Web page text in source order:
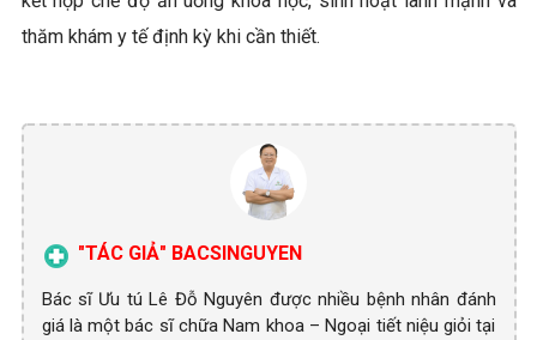
thăm khám y tế định kỳ khi cần thiết.
"TÁC GIẢ" BACSINGUYEN
Bác sĩ Ưu tú Lê Đỗ Nguyên được nhiều bệnh nhân đánh
giá là một bác sĩ chữa Nam khoa – Ngoại tiết niệu giỏi tại